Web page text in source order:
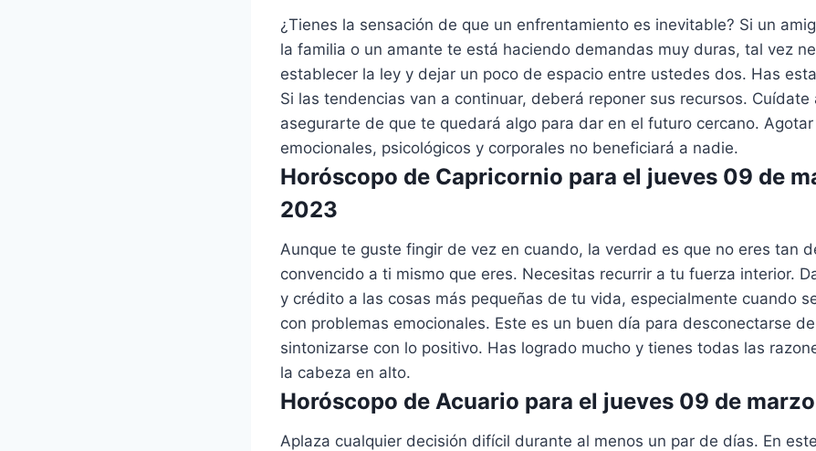
¿Tienes la sensación de que un enfrentamiento es inevitable? Si un
la familia o un amante te está haciendo demandas muy duras, tal vez
establecer la ley y dejar un poco de espacio entre ustedes dos. Has
Si las tendencias van a continuar, deberá reponer sus recursos. Cuídate
asegurarte de que te quedará algo para dar en el futuro cercano.
emocionales, psicológicos y corporales no beneficiará a nadie.
Horóscopo de Capricornio para el jueves 09 de
2023
Aunque te guste fingir de vez en cuando, la verdad es que no eres tan
convencido a ti mismo que eres. Necesitas recurrir a tu fuerza interior.
y crédito a las cosas más pequeñas de tu vida, especialmente cuando
con problemas emocionales. Este es un buen día para desconectarse
sintonizarse con lo positivo. Has logrado mucho y tienes todas las
la cabeza en alto.
Horóscopo de Acuario para el jueves 09 de
Aplaza cualquier decisión difícil durante al menos un par de días. En